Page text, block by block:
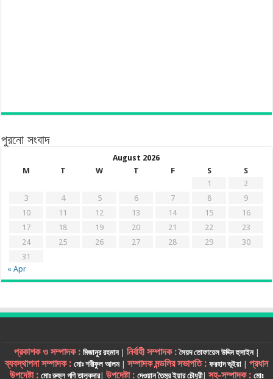
পুরনো সংবাদ
August 2026
M
T W T F S
S
1
2
3
4 5 6 7 8
9
10
11 12 13 14 15
16
17
18 19 20 21 22
23
24
25 26 27 28 29
30
31
« Apr
প্রকাশক ও সম্পাদক : মিজানুর রহমান নির্বাহী সম্পাদক :সৈয়দ তোফায়েল উদ্দিন হুসাইন|
ব্যবস্থাপনা সম্পাদক : মোঃ শরীফুল আলম সম্পাদক মন্ডলির সভাপতি : ফরহাদ ভূইয়া
প্রধান
উপদেষ্টা : মোঃ রুহুল গণি তালুকদার| উপদেষ্টা : দেওয়ান তৈমুর ইয়ার চৌধুরী| সহ-সম্পাদক : মোঃ